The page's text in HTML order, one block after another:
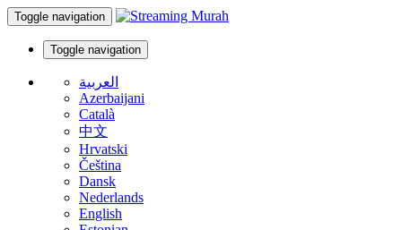
Toggle navigation
Toggle navigation
العربية
Azerbaijani
Català
中文
Hrvatski
Čeština
Dansk
Nederlands
English